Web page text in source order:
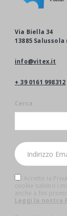
Via Biella 34
13885
info@vitex.it
+ 39 0161 998312
Cerca
Accetto la
cookie salvino i
anche a fini
Leggi la nostra